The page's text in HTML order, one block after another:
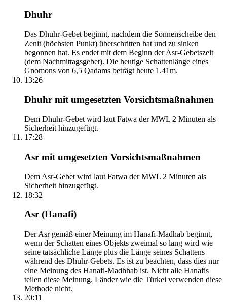
Dhuhr
Das Dhuhr-Gebet beginnt, nachdem die Sonnenscheibe den
Zenit (höchsten Punkt) überschritten hat und zu sinken
begonnen hat. Es endet mit dem Beginn der Asr-Gebetszeit
(dem Nachmittagsgebet). Die heutige Schattenlänge eines
Gnomons von 6,5 Qadams beträgt heute 1.41m.
13:26
Dhuhr mit umgesetzten Vorsichtsmaßnahmen
Dem Dhuhr-Gebet wird laut Fatwa der MWL 2 Minuten als
Sicherheit hinzugefügt.
17:28
Asr mit umgesetzten Vorsichtsmaßnahmen
Dem Asr-Gebet wird laut Fatwa der MWL 2 Minuten als
Sicherheit hinzugefügt.
18:32
Asr (Hanafi)
Der Asr gemäß einer Meinung im Hanafi-Madhab beginnt,
wenn der Schatten eines Objekts zweimal so lang wird wie
seine tatsächliche Länge plus die Länge seines Schattens
während des Dhuhr-Gebets. Es ist zu beachten, dass dies nur
eine Meinung des Hanafi-Madhhab ist. Nicht alle Hanafis
teilen diese Meinung. Länder wie die Türkei verwenden diese
Methode nicht.
20:11